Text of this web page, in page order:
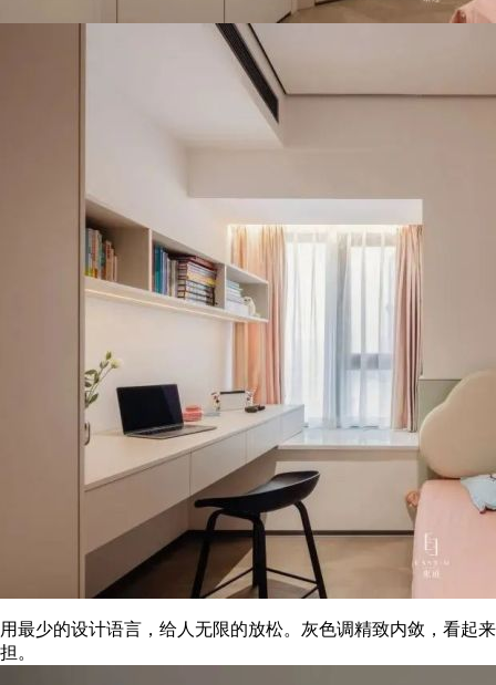
用最少的设计语言，给人无限的放松。灰色调精致内敛，看起
担。